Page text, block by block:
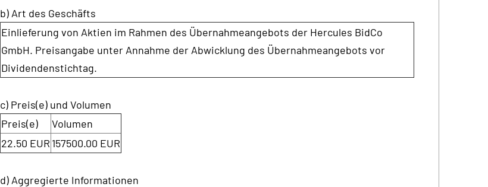
b) Art des Geschäfts
Einlieferung von Aktien im Rahmen des Übernahmeangebots der Hercules BidCo
GmbH. Preisangabe unter Annahme der Abwicklung des Übernahmeangebots vor
Dividendenstichtag.
c) Preis(e) und Volumen
Preis(e)
Volumen
22.50 EUR 157500.00 EUR
d) Aggregierte Informationen